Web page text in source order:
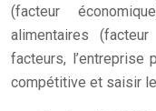
(facteur
alimentaires
facteurs,
compétitive et saisir